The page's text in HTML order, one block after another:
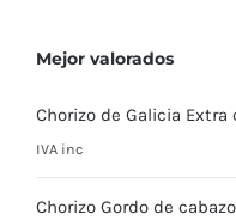
Mejor valorados
Chorizo de Galicia
IVA inc
Chorizo Gordo de